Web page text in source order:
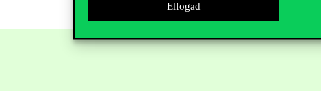
Elfogad